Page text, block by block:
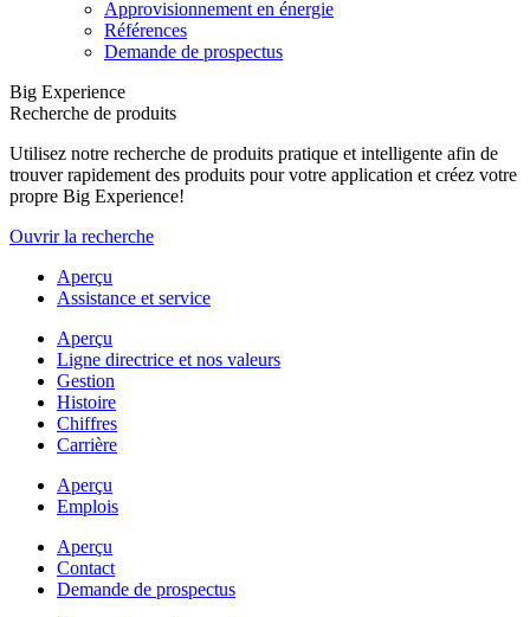
Approvisionnement en énergie
Références
Demande de prospectus
Big Experience
Recherche de produits
Utilisez notre recherche de produits pratique et intelligente afin de
trouver rapidement des produits pour votre application et créez votre
propre Big Experience!
Ouvrir la recherche
Aperçu
Assistance et service
Aperçu
Ligne directrice et nos valeurs
Gestion
Histoire
Chiffres
Carrière
Aperçu
Emplois
Aperçu
Contact
Demande de prospectus